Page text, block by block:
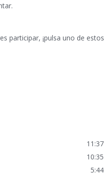
participar, ¡pulsa uno de estos
11:37
10:35
5:44